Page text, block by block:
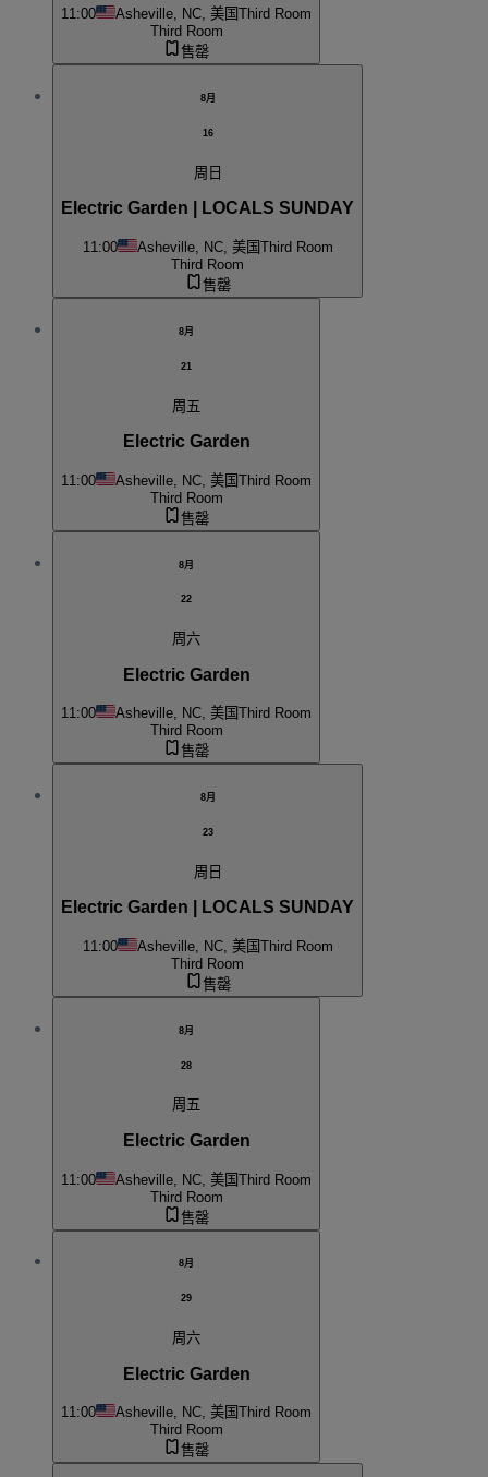
11:00 Asheville, NC, 美国Third Room
Third Room
售罄
8月
16
周日
Electric Garden | LOCALS SUNDAY
11:00 Asheville, NC, 美国Third Room
Third Room
售罄
8月
21
周五
Electric Garden
11:00 Asheville, NC, 美国Third Room
Third Room
售罄
8月
22
周六
Electric Garden
11:00 Asheville, NC, 美国Third Room
Third Room
售罄
8月
23
周日
Electric Garden | LOCALS SUNDAY
11:00 Asheville, NC, 美国Third Room
Third Room
售罄
8月
28
周五
Electric Garden
11:00 Asheville, NC, 美国Third Room
Third Room
售罄
8月
29
周六
Electric Garden
11:00 Asheville, NC, 美国Third Room
Third Room
售罄